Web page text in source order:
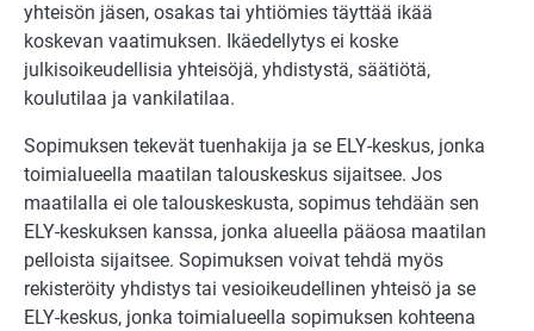
yhteisön jäsen, osakas tai yhtiömies täyttää ikää
koskevan vaatimuksen. Ikäedellytys ei koske
julkisoikeudellisia yhteisöjä, yhdistystä, säätiötä,
koulutilaa ja vankilatilaa.
Sopimuksen tekevät tuenhakija ja se ELY-keskus, jonka
toimialueella maatilan talouskeskus sijaitsee. Jos
maatilalla ei ole talouskeskusta, sopimus tehdään sen
ELY-keskuksen kanssa, jonka alueella pääosa maatilan
pelloista sijaitsee. Sopimuksen voivat tehdä myös
rekisteröity yhdistys tai vesioikeudellinen yhteisö ja se
ELY-keskus, jonka toimialueella sopimuksen kohteena